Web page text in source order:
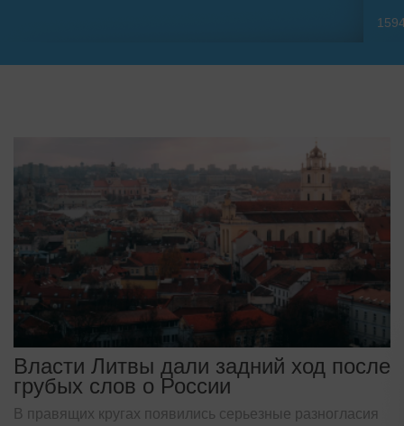
Власти Литвы дали задний ход после
грубых слов о России
В правящих кругах появились серьезные разногласия